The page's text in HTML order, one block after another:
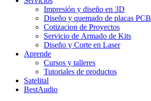
Impresión y diseño en 3D
Diseño y quemado de placas PCB
Cotizacion de Proyectos
Servicio de Armado de Kits
Diseño y Corte en Laser
Aprende
Cursos y talleres
Tutoriales de productos
Satelital
BestAudio